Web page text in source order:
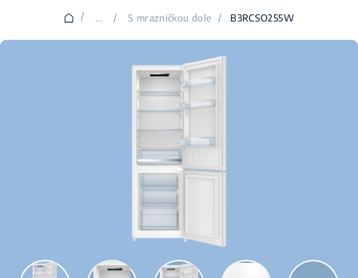
/ ... / S mrazničkou dole / B3RCSO255W